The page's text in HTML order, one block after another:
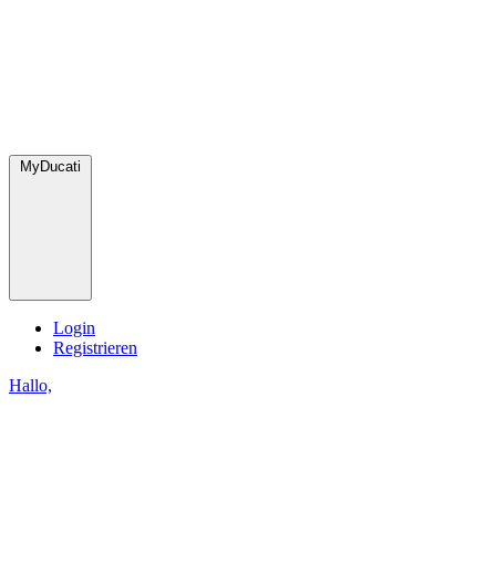
MyDucati
Login
Registrieren
Hallo,